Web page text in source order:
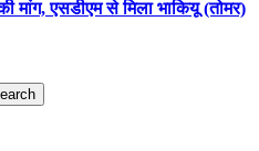
मांग, एसडीएम से मिला भाकियू (तोमर)